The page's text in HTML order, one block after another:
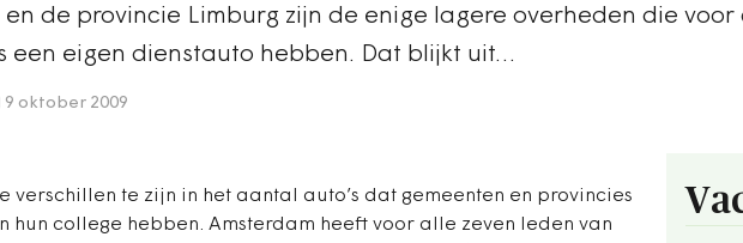
en de provincie Limburg zijn de enige lagere overheden die voor
een eigen dienstauto hebben. Dat blijkt uit…
9 oktober 2009
verschillen te zijn in het aantal auto’s dat gemeenten en provincies
hun college hebben. Amsterdam heeft voor alle zeven leden van